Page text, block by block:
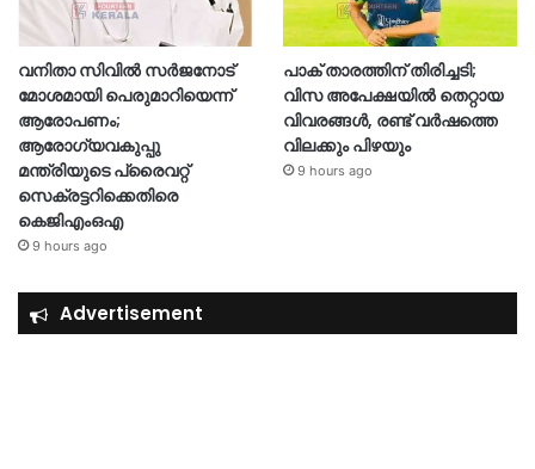
വനിതാ സിവിൽ സർജനോട്
മോശമായി പെരുമാറിയെന്ന്
ആരോപണം;
ആരോഗ്യവകുപ്പു
മന്ത്രിയുടെ പ്രൈവറ്റ്
സെക്രട്ടറിക്കെതിരെ
കെജിഎംഒഎ
9 hours ago
പാക് താരത്തിന് തിരിച്ചടി;
വിസ അപേക്ഷയിൽ തെറ്റായ
വിവരങ്ങൾ, രണ്ട് വർഷത്തെ
വിലക്കും പിഴയും
9 hours ago
Advertisement